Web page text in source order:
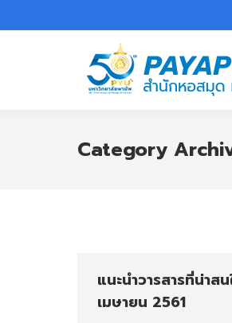
Category
แนะนำวารสารที่น่าส
เมษายน 2561